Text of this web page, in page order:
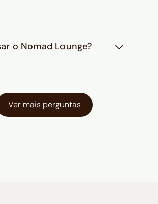
o Nomad Lounge?
Ver mais perguntas